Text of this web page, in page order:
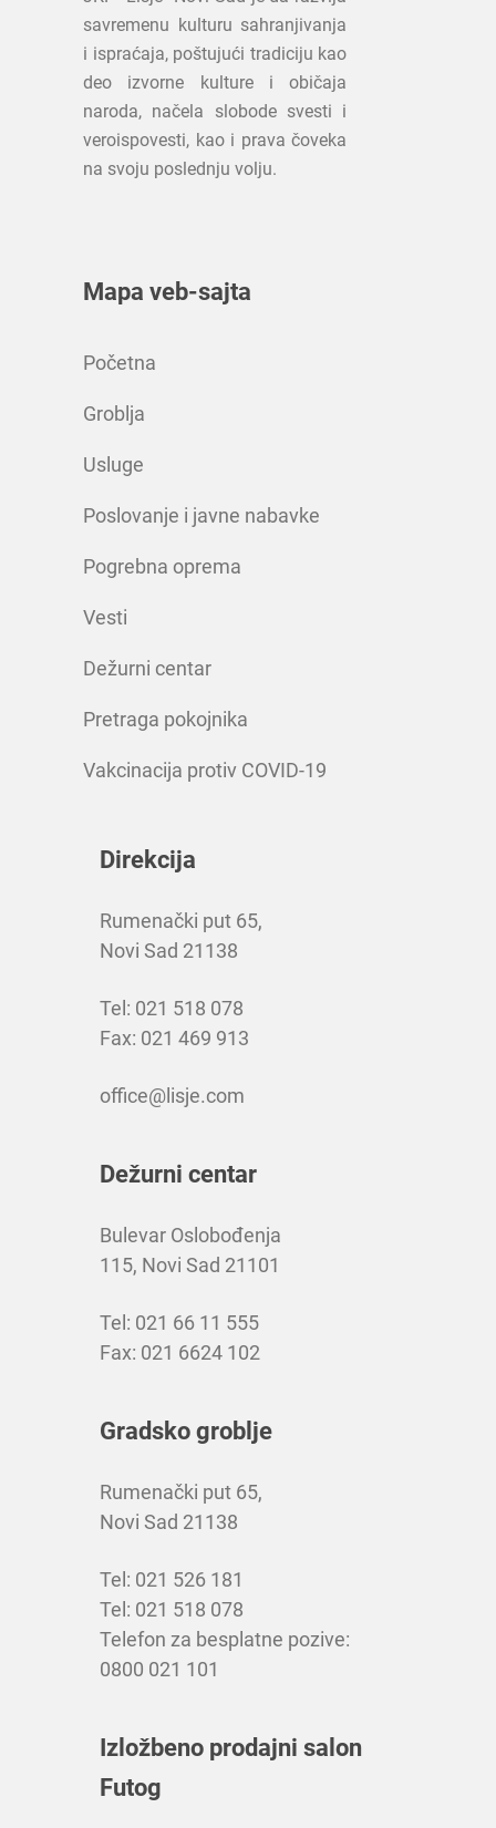
savremenu kulturu sahranjivanja
i ispraćaja, poštujući tradiciju kao
deo izvorne kulture i običaja
naroda, načela slobode svesti i
veroispovesti, kao i prava čoveka
na svoju poslednju volju.
Mapa veb-sajta
Početna
Groblja
Usluge
Poslovanje i javne nabavke
Pogrebna oprema
Vesti
Dežurni centar
Pretraga pokojnika
Vakcinacija protiv COVID-19
Direkcija
Rumenački put 65,
Novi Sad 21138
Tel: 021 518 078
Fax: 021 469 913
office@lisje.com
Dežurni centar
Bulevar Oslobođenja
115, Novi Sad 21101
Tel: 021 66 11 555
Fax: 021 6624 102
Gradsko groblje
Rumenački put 65,
Novi Sad 21138
Tel: 021 526 181
Tel: 021 518 078
Telefon za besplatne pozive:
0800 021 101
Izložbeno prodajni salon
Futog